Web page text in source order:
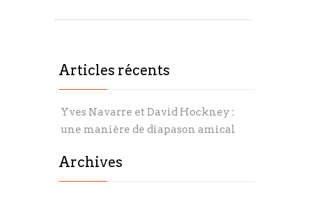
Articles récents
Yves Navarre et David Hockney :
une manière de diapason amical
Archives